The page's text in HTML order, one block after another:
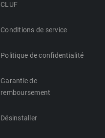
CLUF
Conditions de service
Politique de confidentialité
Garantie de
remboursement
Désinstaller